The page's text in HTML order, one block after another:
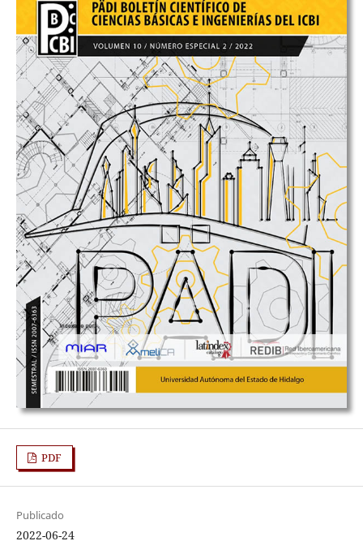
PDF
Publicado
2022-06-24